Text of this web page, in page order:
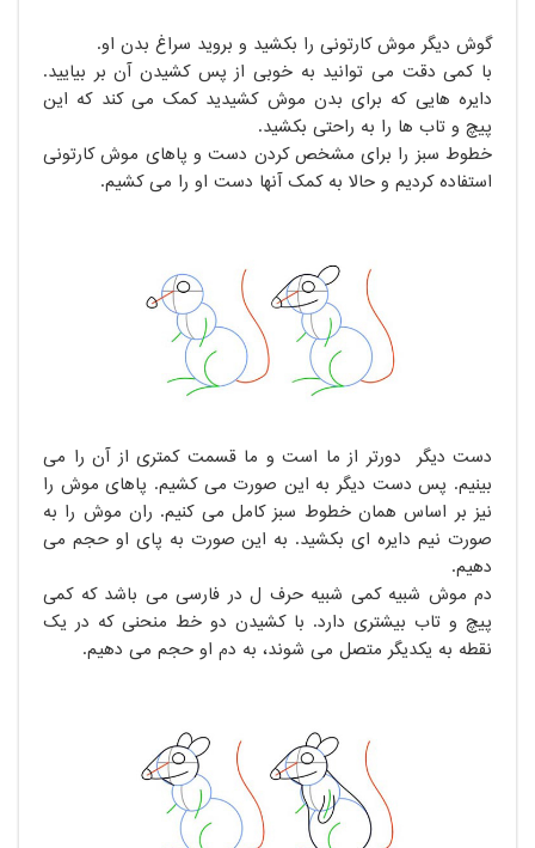
گوش دیگر موش کارتونی را بکشید و بروید سراغ بدن او.
با کمی دقت می توانید به خوبی از پس کشیدن آن بر بیایید.
دایره هایی که برای بدن موش کشیدید کمک می کند که این
پیچ و تاب ها را به راحتی بکشید.
خطوط سبز را برای مشخص کردن دست و پاهای موش کارتونی
استفاده کردیم و حالا به کمک آنها دست او را می کشیم.
دست دیگر دورتر از ما است و ما قسمت کمتری از آن را می
بینیم. پس دست دیگر به این صورت می کشیم. پاهای موش را
نیز بر اساس همان خطوط سبز کامل می کنیم. ران موش را به
صورت نیم دایره ای بکشید. به این صورت به پای او حجم می
دهیم.
دم موش شبیه کمی شبیه حرف ل در فارسی می باشد که کمی
پیچ و تاب بیشتری دارد. با کشیدن دو خط منحنی که در یک
نقطه به یکدیگر متصل می شوند، به دم او حجم می دهیم.